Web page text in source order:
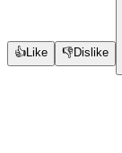
👍 Like 👎Dislike